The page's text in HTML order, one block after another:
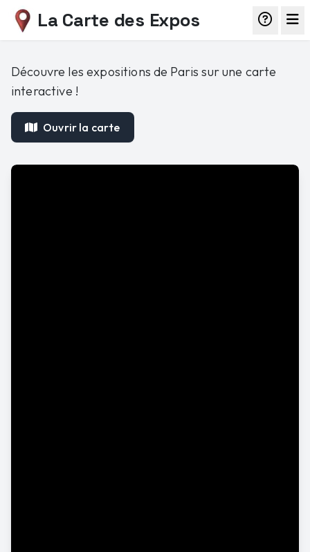
La Carte des Expos
Découvre les expositions de Paris sur une carte
interactive !
Ouvrir la carte